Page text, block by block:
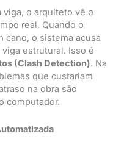
viga, o arquiteto vê o
real. Quando o
cano, o sistema acusa
estrutural. Isso é
(Clash Detection). Na
que custariam
na obra são
computador.